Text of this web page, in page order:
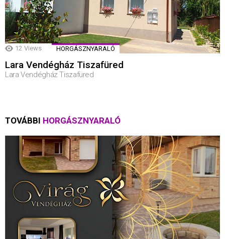
12 Views HORGÁSZNYARALÓ
Lara Vendégház Tiszafüred
Lara Vendégház Tiszafüred
TOVÁBBI HORGÁSZNYARALÓ